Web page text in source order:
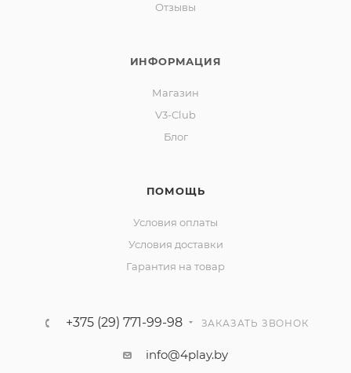
Отзывы
ИНФОРМАЦИЯ
Магазин
V3-Club
Блог
ПОМОЩЬ
Условия оплаты
Условия доставки
Гарантия на товар
+375 (29) 771-99-98 ЗАКАЗАТЬ ЗВОНОК
info@4play.by